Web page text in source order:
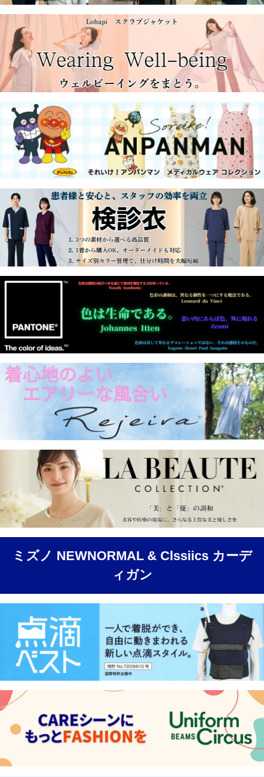
■住商モンブラン 2020 メディカルユニフォーム・ケアユニ
フォーム
を掲載しました。
ナチュラルスマイル 2019-2020を掲載しました。
■ ベルギー発医療用サンダル オキシパス を掲載しました。
■楽天イーグルス公認楽天イーグルススクラブを掲載しまし
た。
ジャパーナ TGFダイヤルシステムナースシューズ を特別
値下げ致しました。
IG-N3057TGF
IG-N3027TGF
IG-N3037TGF
■お客様との距離で変わるユニフォームの選び方。セロリー
ワークシップ 2018
を掲載しました。
■ナガイレーベン ナハル 2018を掲載しました。
ミズノ NEWNORMAL & Clssiics カーデ
ィガン